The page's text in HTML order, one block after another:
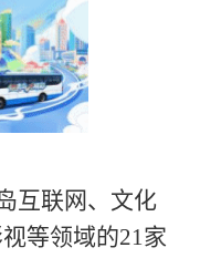
互联网、文化
等领域的21家